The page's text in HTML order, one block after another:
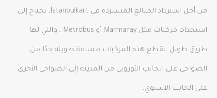
من أجل استرداد المبالغ المستردة في Istanbulkart، تحتاج إلى
استخدام مركبات مثل Marmaray أو Metrobus ، والتي لها
طريق طويل. تقطع هذه المركبات مسافة طويلة جدًا من
الضواحي على الجانب الأوروبي من المدينة إلى الضواحي الأخرى
على الجانب الآسيوي.